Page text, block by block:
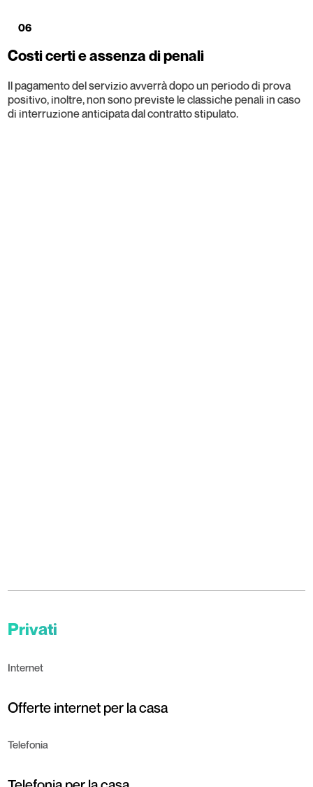
06
Costi certi e assenza di penali
Il pagamento del servizio avverrà dopo un periodo di prova
positivo, inoltre, non sono previste le classiche penali in caso
di interruzione anticipata dal contratto stipulato.
Privati
Internet
Offerte internet per la casa
Telefonia